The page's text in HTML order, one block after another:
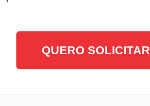
QUERO